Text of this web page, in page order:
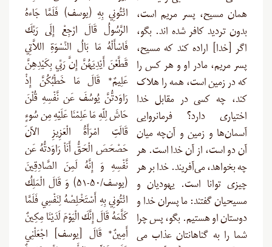
همان مسیح، پسر مریم است،
بدون تردید کافر شده‏ اند. بگو،
اگر [خدا] اراده کند که مسیح،
پسر مریم، مادر او و هر کس را
که در زمین است، همه را هلاک
کند، چه کسى در مقابل خدا
اختیارى دارد؟ فرمانروایى
آسمان‌ها و زمین و آن‌چه میان
آن دو است، از آن خدا است. هر
چه بخواهد، می‌آفریند. خدا بر هر
چیزی توانا است. یهودیان و
مسیحیان گفتند: ما پسران خدا و
دوستان او هستیم. بگو، پس چرا
شما را به گناهانتان عذاب مى‏
ائْتُونِي بِهِ (یوسف) فَلَمَّا جَاءهُ
الرَّسُولُ قَالَ ارْجِعْ إِلَى رَبِّكَ
فَاسْأَلْهُ مَا بَالُ النِّسْوَةِ اللاَّتِي
قَطَّعْنَ أَيْدِيَهُنَّ إِنَّ رَبِّي بِكَيْدِهِنَّ
عَلِيمٌ* قَالَ مَا خَطْبُكُنَّ إِذْ
رَاوَدتُّنَّ يُوسُفَ عَن نَّفْسِهِ قُلْنَ
حَاشَ لِلّهِ مَا عَلِمْنَا عَلَيْهِ مِن سُوءٍ
قَالَتِ امْرَأَةُ الْعَزِيزِ الآنَ
حَصْحَصَ الْحَقُّ أَنَاْ رَاوَدتُّهُ عَن
نَّفْسِهِ وَ إِنَّهُ لَمِنَ الصَّادِقِينَ
(یوسف/۵۰-۵۱) وَ قَالَ الْمَلِكُ
ائْتُونِي بِهِ أَسْتَخْلِصْهُ لِنَفْسِي فَلَمَّا
كَلَّمَهُ قَالَ إِنَّكَ الْيَوْمَ لَدَيْنَا مِكِينٌ
أَمِينٌ* قَالَ [یوسف] اجْعَلْنِي